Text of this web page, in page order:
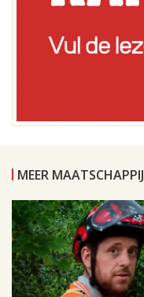
MEER MAATSCHAPPIJ